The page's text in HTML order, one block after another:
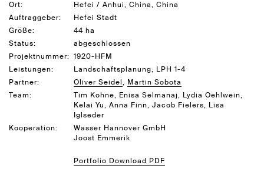
Ort:
Hefei / Anhui, China, China
Auftraggeber:
Hefei Stadt
Größe:
44 ha
Status:
abgeschlossen
Projektnummer: 1920-HFM
Leistungen:
Landschaftsplanung, LPH 1-4
Partner:
Oliver Seidel
Martin Sobota
Team:
Tim Kohne, Enisa Selmanaj, Lydia Oehlwein,
Kelai Yu, Anna Finn, Jacob Fielers, Lisa
Iglseder
Kooperation:
Wasser Hannover GmbH
Joost Emmerik
Portfolio Download PDF